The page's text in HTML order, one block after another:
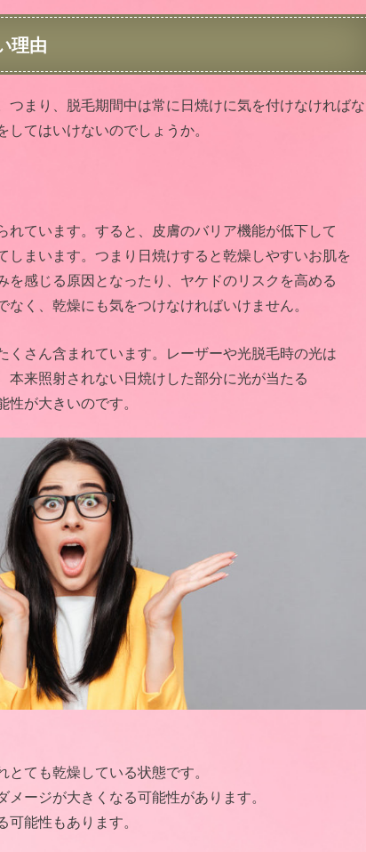
理由
つまり、脱毛期間中は常に日焼けに気を付けなければな
てはいけないのでしょうか。
れています。すると、皮膚のバリア機能が低下して
しまいます。つまり日焼けすると乾燥しやすいお肌を
感じる原因となったり、ヤケドのリスクを高める
く、乾燥にも気をつけなければいけません。
くさん含まれています。レーザーや光脱毛時の光は
本来照射されない日焼けした部分に光が当たる
が大きいのです。
ても乾燥している状態です。
ージが大きくなる可能性があります。
可能性もあります。